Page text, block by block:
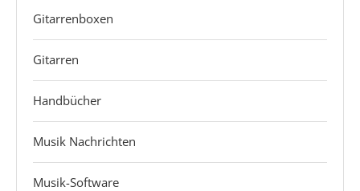
Gitarrenboxen
Gitarren
Handbücher
Musik Nachrichten
Musik-Software